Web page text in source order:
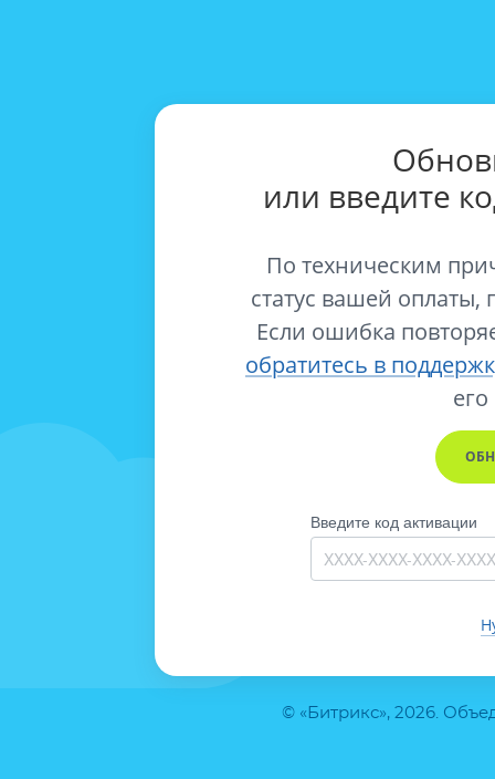
© «Битрикс», 2026.
или введите
По техническим
статус вашей оплаты,
Если ошибка
обратитесь в
его
Введите код активации